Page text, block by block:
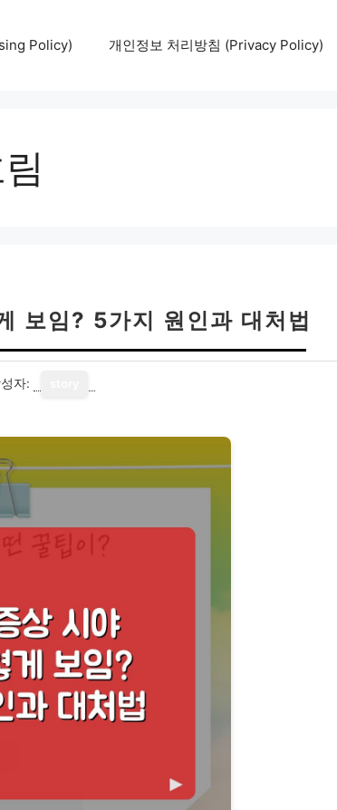
Policy) 개인정보 처리방침 (Privacy Policy)
보임? 5가지 원인과 대처법
자: